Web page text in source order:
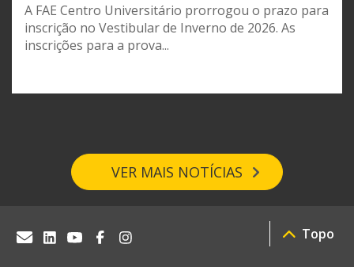
A FAE Centro Universitário prorrogou o prazo para
inscrição no Vestibular de Inverno de 2026. As
inscrições para a prova...
VER MAIS NOTÍCIAS
Topo